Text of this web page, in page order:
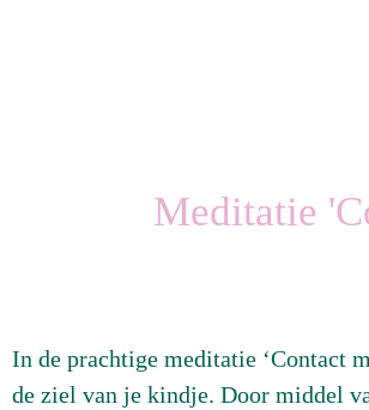
Meditatie
In de prachtige meditatie ‘Contact
de ziel van je kindje. Door middel